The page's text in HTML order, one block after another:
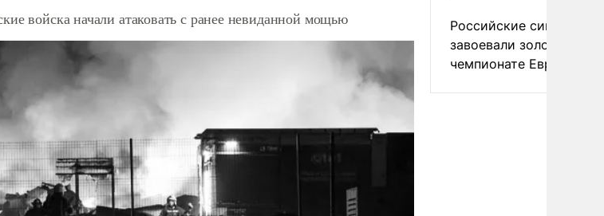
войска начали атаковать с ранее невиданной мощью
Российские
завоевали золото на
чемпионате Европы